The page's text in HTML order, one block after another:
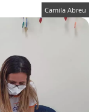
Camila Abreu